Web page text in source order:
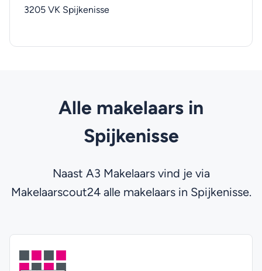
3205 VK Spijkenisse
Alle makelaars in
Spijkenisse
Naast A3 Makelaars vind je via
Makelaarscout24 alle makelaars in Spijkenisse.